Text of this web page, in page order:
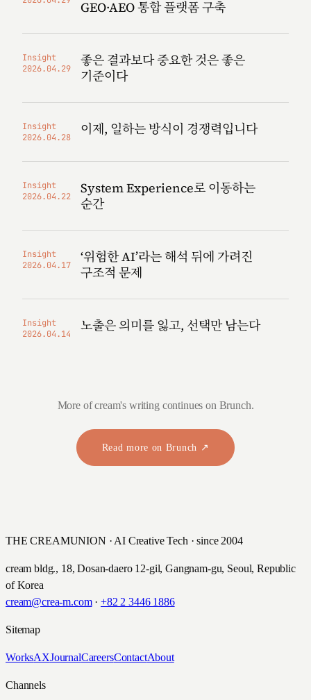
GEO·AEO 통합 플랫폼 구축
Insight
2026.04.29
좋은 결과보다 중요한 것은 좋은
기준이다
Insight
2026.04.28
이제, 일하는 방식이 경쟁력입니다
Insight
2026.04.22
System Experience로 이동하는
순간
Insight
2026.04.17
‘위험한 AI’라는 해석 뒤에 가려진
구조적 문제
Insight
2026.04.14
노출은 의미를 잃고, 선택만 남는다
More of cream's writing continues on Brunch.
Read more on Brunch ↗
THE CREAMUNION · AI Creative Tech · since 2004
cream bldg., 18, Dosan-daero 12-gil, Gangnam-gu, Seoul, Republic
of Korea
cream@crea-m.com· +82 2 3446 1886
Sitemap
WorksAXJournalCareersContactAbout
Channels